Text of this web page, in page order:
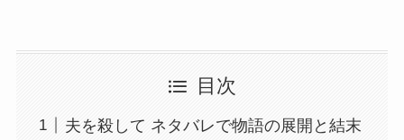
目次
夫を殺して ネタバレで物語の展開と結末